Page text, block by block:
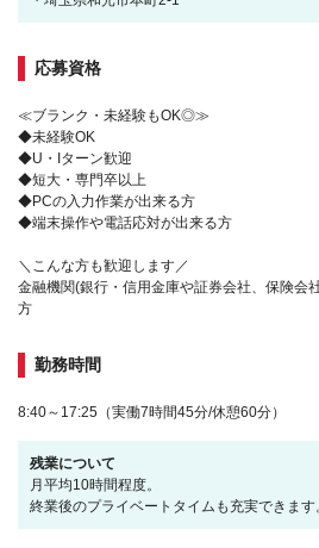
応募資格
≪ブランク・未経験もOK◎≫
◆未経験OK
◆U・Iターン歓迎
◆短大・専門卒以上
◆PCの入力作業が出来る方
◆端末操作や電話応対が出来る方
＼こんな方も歓迎します／
金融機関(銀行・信用金庫や証券会社、保険会
方
勤務時間
8:40～17:25（実働7時間45分/休憩60分）
残業について
月平均10時間程度。
終業後のプライベートタイムも充実できます